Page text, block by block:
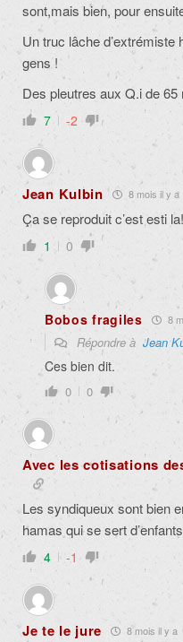
sont,mais bien, pour
Un truc lâche
gens !
Des pleutres aux Q.i de 65
7 -2
Jean Kulbin 8 mois il y a
Ça se reproduit c’est esti la!
1 0
Bobos fragiles 8
Répondre à Jean
Ces bien dit.
0 0
Avec les cotisations
Les syndiqueux sont bien
hamas qui se sert
4 -1
Je te le jure 8 mois il y a